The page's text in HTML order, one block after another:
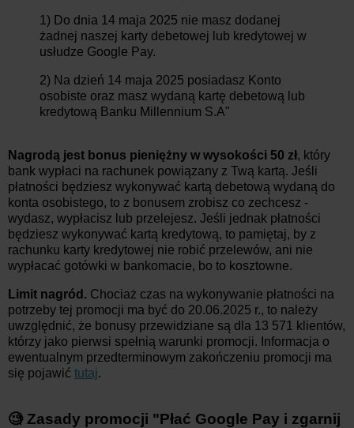
1) Do dnia 14 maja 2025 nie masz dodanej
żadnej naszej karty debetowej lub kredytowej w
usłudze Google Pay.
2) Na dzień 14 maja 2025 posiadasz Konto
osobiste oraz masz wydaną kartę debetową lub
kredytową Banku Millennium S.A"
Nagrodą jest bonus pieniężny w wysokości 50 zł, który
bank wypłaci na rachunek powiązany z Twą kartą. Jeśli
płatności będziesz wykonywać kartą debetową wydaną do
konta osobistego, to z bonusem zrobisz co zechcesz -
wydasz, wypłacisz lub przelejesz. Jeśli jednak płatności
będziesz wykonywać kartą kredytową, to pamiętaj, by z
rachunku karty kredytowej nie robić przelewów, ani nie
wypłacać gotówki w bankomacie, bo to kosztowne.
Limit nagród. Chociaż czas na wykonywanie płatności na
potrzeby tej promocji ma być do 20.06.2025 r., to należy
uwzględnić, że bonusy przewidziane są dla 13 571 klientów,
którzy jako pierwsi spełnią warunki promocji. Informacja o
ewentualnym przedterminowym zakończeniu promocji ma
się pojawić tutaj.
🧐 Zasady promocji "Płać Google Pay i zgarnij